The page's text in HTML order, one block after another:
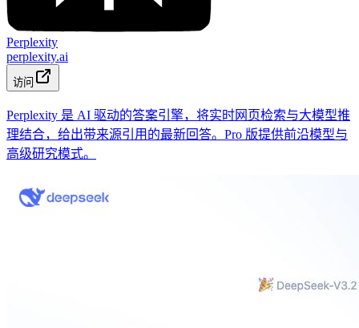
Perplexity
perplexity.ai
访问
Perplexity 是 AI 驱动的答案引擎，将实时网页检索与大模型推
理结合，给出带来源引用的最新回答。Pro 版提供前沿模型与
高级研究模式。